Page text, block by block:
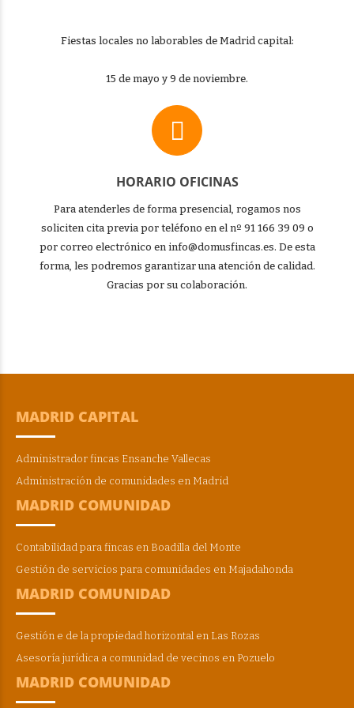
Fiestas locales no laborables de Madrid capital:
15 de mayo y 9 de noviembre.
HORARIO OFICINAS
Para atenderles de forma presencial, rogamos nos
soliciten cita previa por teléfono en el nº 91 166 39 09 o
por correo electrónico en info@domusfincas.es. De esta
forma, les podremos garantizar una atención de calidad.
Gracias por su colaboración.
MADRID CAPITAL
Administrador fincas Ensanche Vallecas
Administración de comunidades en Madrid
MADRID COMUNIDAD
Contabilidad para fincas en Boadilla del Monte
Gestión de servicios para comunidades en Majadahonda
MADRID COMUNIDAD
Gestión e de la propiedad horizontal en Las Rozas
Asesoría jurídica a comunidad de vecinos en Pozuelo
MADRID COMUNIDAD